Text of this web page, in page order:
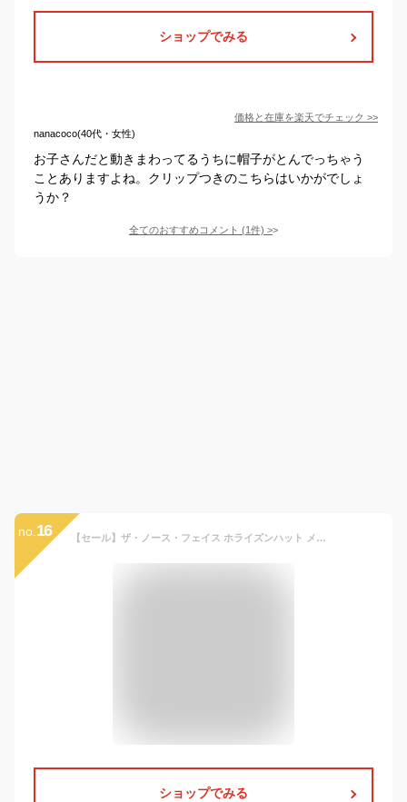
ショップでみる
価格と在庫を楽天でチェック >>
nanacoco(40代・女性)
お子さんだと動きまわってるうちに帽子がとんでっちゃう
ことありますよね。クリップつきのこちらはいかがでしょ
うか？
全てのおすすめコメント (1件) >
no. 16 【セール】ザ・ノース・フェイス ホライズンハット メンズ レディース キッズ つば広 紐付き THE NORTH FACE ノースフェイス ハット 帽子 サファリハット 大きいサイズ 涼しい おしゃれ 山登り アウトドア ブランド UVカット 紫外線対策 日除け帽子 黒 紺 カーキ 青 NN02366
ショップでみる